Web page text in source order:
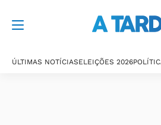
ÚLTIMAS NOTÍCIASELEIÇÕES 2026